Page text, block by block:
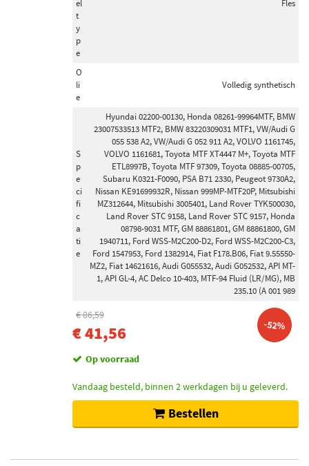
Schokdemper bevestigingstype
Pen bovenaan (4)
Oog onderaan (2)
Klem onderaan (2)
Netlengte [mm]
127 (2)
el
t
y
p
e
Fles
O
li
e
Volledig synthetisch
S
p
e
ci
fi
c
a
ti
e
Hyundai 02200-00130, Honda 08261-99964MTF, BMW
23007533513 MTF2, BMW 83220309031 MTF1, VW/Audi G
055 538 A2, VW/Audi G 052 911 A2, VOLVO 1161745,
VOLVO 1161681, Toyota MTF XT4447 M+, Toyota MTF
ETL8997B, Toyota MTF 97309, Toyota 08885-00705,
Subaru K0321-F0090, PSA B71 2330, Peugeot 9730A2,
Nissan KE91699932R, Nissan 999MP-MTF20P, Mitsubishi
MZ312644, Mitsubishi 3005401, Land Rover TYK500030,
Land Rover STC 9158, Land Rover STC 9157, Honda
08798-9031 MTF, GM 88861801, GM 88861800, GM
1940711, Ford WSS-M2C200-D2, Ford WSS-M2C200-C3,
Ford 1547953, Ford 1382914, Fiat F178.B06, Fiat 9.55550-
MZ2, Fiat 14621616, Audi G055532, Audi G052532, API MT-
1, API GL-4, AC Delco 10-403, MTF-94 Fluid (LR/MG), MB
235.10 (A 001 989
€ 86,59
€ 41,56 -52%
Op voorraad
Vandaag besteld, binnen 2 werkdagen bij u geleverd.
Bestellen